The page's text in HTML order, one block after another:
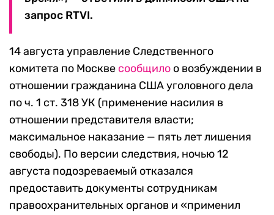
запрос RTVI.
14 августа управление Следственного
комитета по Москве сообщило о возбуждении в
отношении гражданина США уголовного дела
по ч. 1 ст. 318 УК (применение насилия в
отношении представителя власти;
максимальное наказание — пять лет лишения
свободы). По версии следствия, ночью 12
августа подозреваемый отказался
предоставить документы сотрудникам
правоохранительных органов и «применил